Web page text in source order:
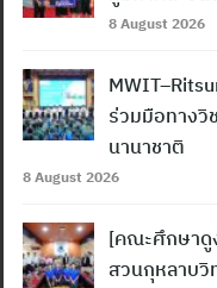
8 August 2026
ร่วมมือทางวิ
นานาชาติ
8 August 2026
[คณะศึกษาดู
สวนกุหลาบวิ